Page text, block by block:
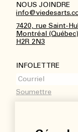
NOUS JOINDRE
7420, rue Saint-
Montréal (Québec)
H2R 2N3
INFOLETTRE